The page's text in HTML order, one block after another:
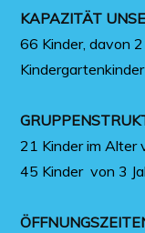
KAPAZITÄT
66 Kinder, davon
Kindergartenkinder
21 Kinder im Alter
45 Kinder von 3